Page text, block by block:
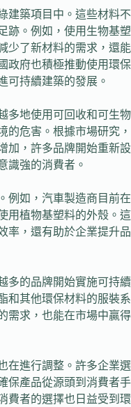
建築項目中。這些材料不
跡。例如，使用生物基塑
少了新材料的需求，還能
政府也積極推動使用環保
可持續建築的發展。
多地使用可回收和可生物
的危害。根據市場研究，
加，許多品牌開始重新設
識強的消費者。
例如，汽車製造商目前在
用植物基塑料的外殼。這
率，還有助於企業提升品
多的品牌開始實施可持續
和其他環保材料的服裝系
需求，也能在市場中贏得
在進行調整。許多企業選
保產品從源頭到消費者手
費者的選擇也日益受到環